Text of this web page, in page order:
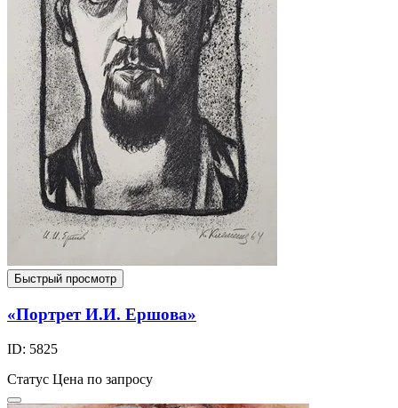
Быстрый просмотр
«Портрет И.И. Ершова»
ID: 5825
Статус Цена по запросу